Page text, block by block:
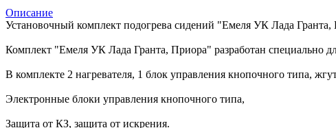
Описание
Установочный комплект подогрева сидений "Емеля УК Лада
Комплект "Емеля УК Лада Гранта, Приора" разработан специально
В комплекте 2 нагревателя, 1 блок управления кнопочного типа,
Электронные блоки управления кнопочного типа,
Защита от КЗ, защита от искрения.